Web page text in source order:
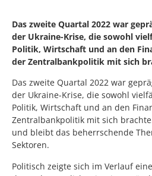
Das zweite Quartal 2022 war
der Ukraine-Krise, die sowohl
Politik, Wirtschaft und an den
der Zentralbankpolitik mit sich
Das zweite Quartal 2022 war
der Ukraine-Krise, die sowohl
Politik, Wirtschaft und an den
Zentralbankpolitik mit sich
und bleibt das beherrschende
Sektoren.
Politisch zeigte sich im Verlauf